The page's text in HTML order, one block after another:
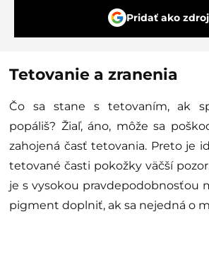
Pridať ako zdroj
Tetovanie a zranenia
Čo sa stane s tetovaním, ak
popáliš? Žiaľ, áno, môže sa
zahojená časť tetovania. Preto je
tetované časti pokožky väčší
je s vysokou pravdepodobnosťou
pigment doplniť, ak sa nejedná o